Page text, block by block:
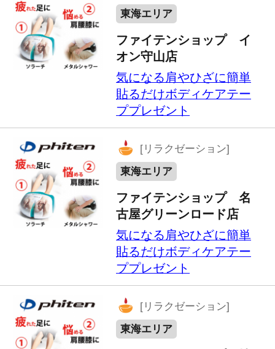
濃加茂店
気になる肩やひざに簡単
貼るだけボディケアテー
ププレゼント
[リラクゼーション]
東海エリア
ファイテンショップ 浜
松志都呂店
貼るだけボディケアテー
ププレゼント
[リラクゼーション]
東海エリア
ファイテンショップ イ
オンモール鈴鹿店
気になる肩やひざに簡単
貼るだけボディケアテー
ププレゼント
[リラクゼーション]
東海エリア
天然温泉×岩盤房 こまき楽
の湯